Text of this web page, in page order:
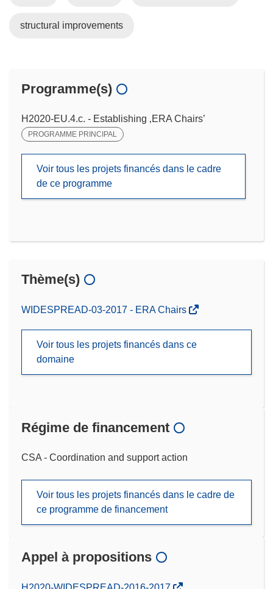
structural improvements
Programme(s)
H2020-EU.4.c. - Establishing ‚ERA Chairs’
PROGRAMME PRINCIPAL
Voir tous les projets financés dans le cadre
de ce programme
Thème(s)
WIDESPREAD-03-2017 - ERA Chairs
Voir tous les projets financés dans ce
domaine
Régime de financement
CSA - Coordination and support action
Voir tous les projets financés dans le cadre de
ce programme de financement
Appel à propositions
(s’ouvre